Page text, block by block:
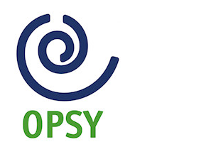
naar
inhoud